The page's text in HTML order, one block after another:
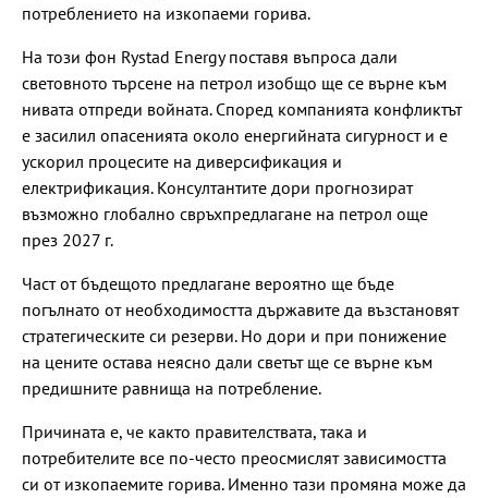
потреблението на изкопаеми горива.
На този фон Rystad Energy поставя въпроса дали
световното търсене на петрол изобщо ще се върне към
нивата отпреди войната. Според компанията конфликтът
е засилил опасенията около енергийната сигурност и е
ускорил процесите на диверсификация и
електрификация. Консултантите дори прогнозират
възможно глобално свръхпредлагане на петрол още
през 2027 г.
Част от бъдещото предлагане вероятно ще бъде
погълнато от необходимостта държавите да възстановят
стратегическите си резерви. Но дори и при понижение
на цените остава неясно дали светът ще се върне към
предишните равнища на потребление.
Причината е, че както правителствата, така и
потребителите все по-често преосмислят зависимостта
си от изкопаемите горива. Именно тази промяна може да